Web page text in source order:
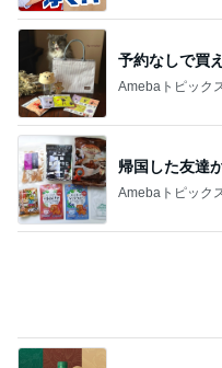
予約なしで買
Amebaトピック
帰国した友達
Amebaトピック